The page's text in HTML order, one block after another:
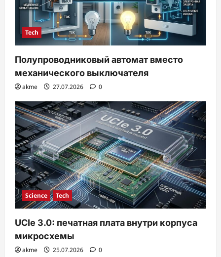
Tech
Полупроводниковый автомат вместо
механического выключателя
akme 27.07.2026 0
Science Tech
UCIe 3.0: печатная плата внутри корпуса
микросхемы
akme 25.07.2026 0